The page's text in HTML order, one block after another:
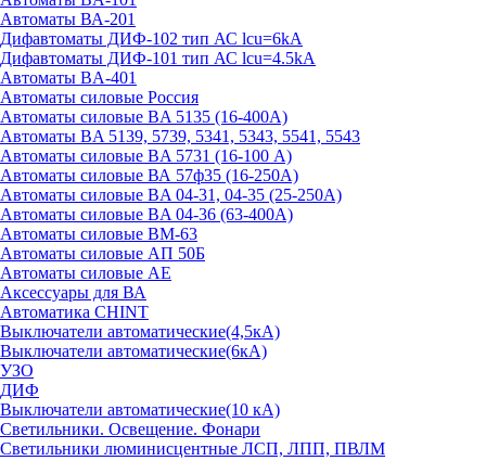
Автоматы ВА-201
Дифавтоматы ДИФ-102 тип АС lcu=6kA
Дифавтоматы ДИФ-101 тип АС lcu=4.5kA
Автоматы BA-401
Автоматы силовые Россия
Автоматы силовые BA 5135 (16-400А)
Автоматы BA 5139, 5739, 5341, 5343, 5541, 5543
Автоматы силовые BA 5731 (16-100 А)
Автоматы силовые ВА 57ф35 (16-250А)
Автоматы силовые BA 04-31, 04-35 (25-250А)
Автоматы силовые BA 04-36 (63-400А)
Автоматы силовые ВМ-63
Автоматы силовые АП 50Б
Автоматы силовые АЕ
Аксессуары для ВА
Автоматика CHINT
Выключатели автоматические(4,5кА)
Выключатели автоматические(6кА)
УЗО
ДИФ
Выключатели автоматические(10 кА)
Светильники. Освещение. Фонари
Светильники люминисцентные ЛСП, ЛПП, ПВЛМ